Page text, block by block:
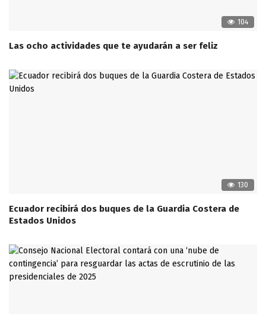
104
Las ocho actividades que te ayudarán a ser feliz
130
Ecuador recibirá dos buques de la Guardia Costera de
Estados Unidos